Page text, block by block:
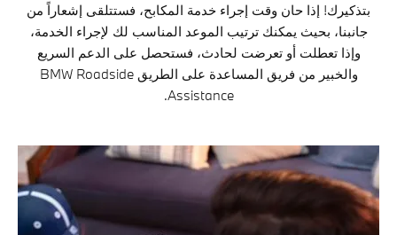
بتذكيرك! إذا حان وقت إجراء خدمة المكابح، فستتلقى إشعاراً من
جانبنا، بحيث يمكنك ترتيب الموعد المناسب لك لإجراء الخدمة،
وإذا تعطلت أو تعرضت لحادث، فستحصل على الدعم السريع
والخبير من فريق المساعدة على الطريق BMW Roadside
Assistance.